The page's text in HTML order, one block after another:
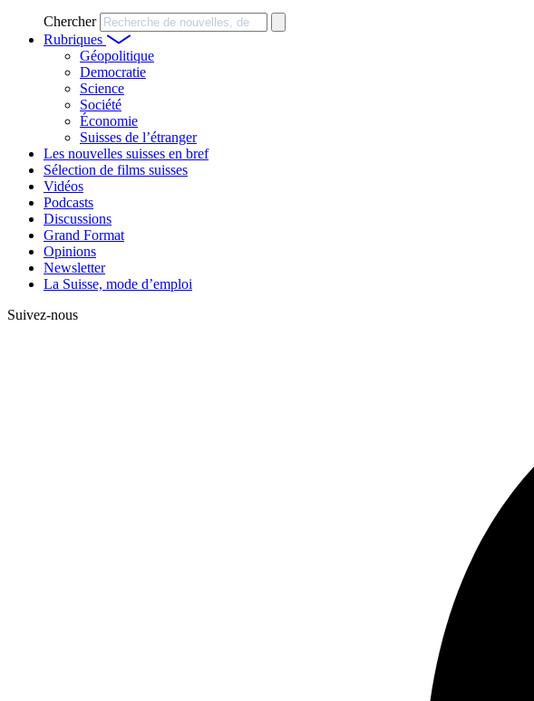
Chercher
Rubriques
Géopolitique
Democratie
Science
Société
Économie
Suisses de l’étranger
Les nouvelles suisses en bref
Sélection de films suisses
Vidéos
Podcasts
Discussions
Grand Format
Opinions
Newsletter
La Suisse, mode d’emploi
Suivez-nous